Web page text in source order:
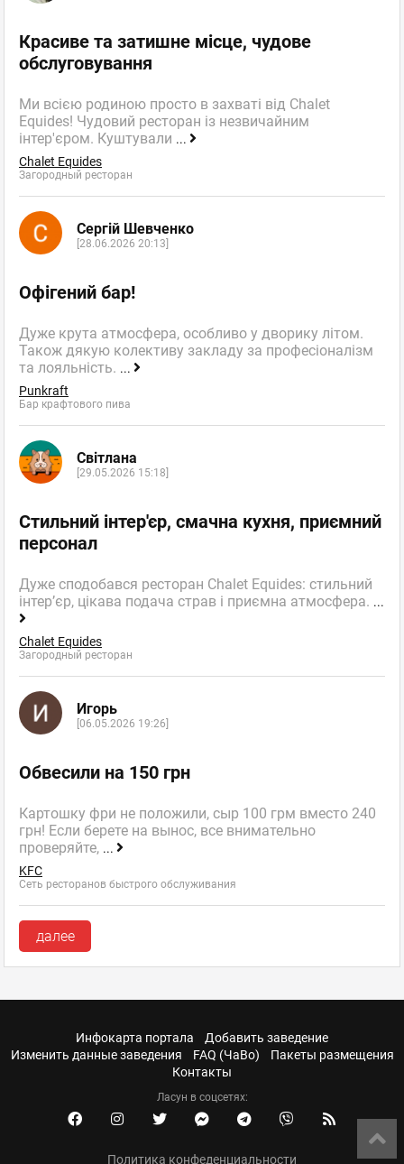
Красиве та затишне місце, чудове
обслуговування
Ми всією родиною просто в захваті від Chalet
Equides! Чудовий ресторан із незвичайним
інтер'єром. Куштували ...
Chalet Equides
Загородный ресторан
Сергій Шевченко
[28.06.2026 20:13]
Офігений бар!
Дуже крута атмосфера, особливо у дворику літом.
Також дякую колективу закладу за професіоналізм
та лояльність. ...
Punkraft
Бар крафтового пива
Світлана
[29.05.2026 15:18]
Стильний інтер'єр, смачна кухня, приємний
персонал
Дуже сподобався ресторан Chalet Equides: стильний
інтер’єр, цікава подача страв і приємна атмосфера. ...
Chalet Equides
Загородный ресторан
Игорь
[06.05.2026 19:26]
Обвесили на 150 грн
Картошку фри не положили, сыр 100 грм вместо 240
грн! Если берете на вынос, все внимательно
проверяйте, ...
KFC
Сеть ресторанов быстрого обслуживания
далее
Инфокарта портала
Добавить заведение
Изменить данные заведения
FAQ (ЧаВо)
Пакеты размещения
Контакты
Ласун в соцсетях:
Политика конфеденциальности